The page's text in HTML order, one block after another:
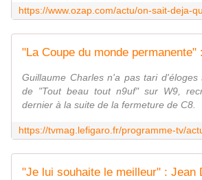
Guillaume Charles n'a pas tari d'éloges
de "Tout beau tout n9uf" sur W9,
dernier à la suite de la fermeture de C8.